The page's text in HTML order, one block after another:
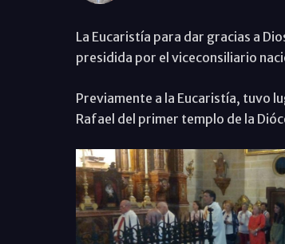
La Eucaristía para dar gracias a
presidida por el viceconsiliario
Previamente a la Eucaristía, tuvo
Rafael del primer templo de la